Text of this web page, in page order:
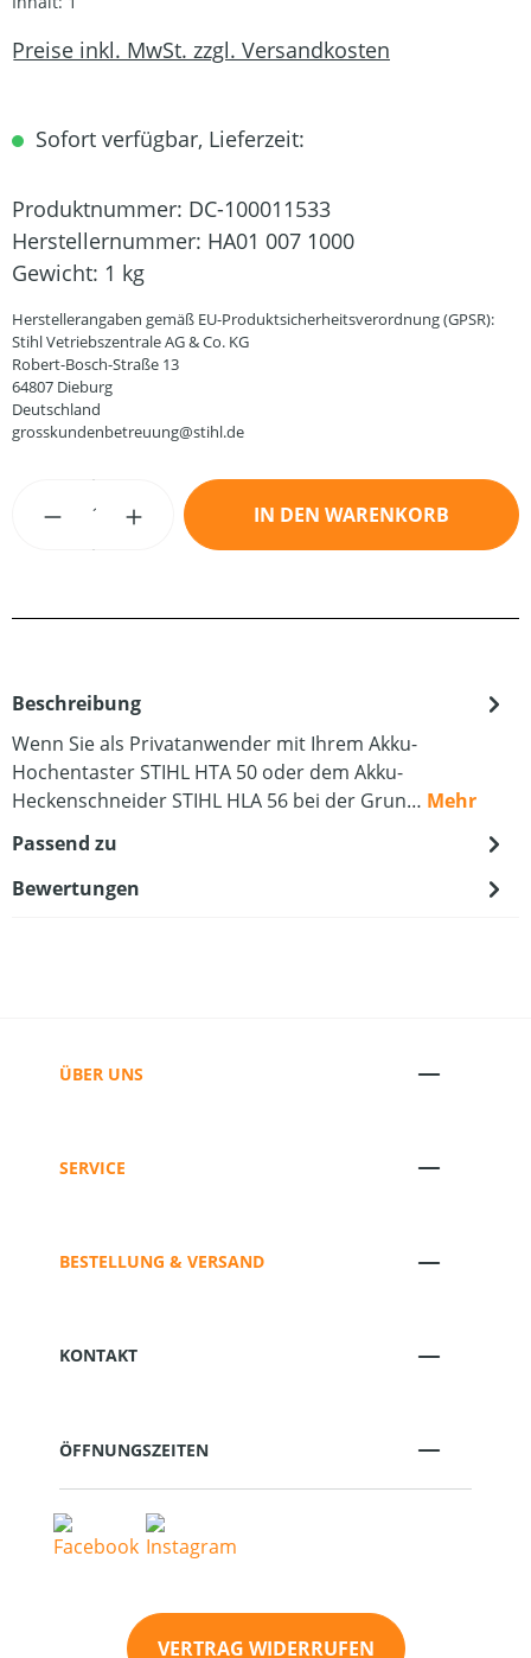
Preise inkl. MwSt. zzgl. Versandkosten
Sofort verfügbar, Lieferzeit:
Produktnummer: DC-100011533
Herstellernummer: HA01 007 1000
Gewicht: 1 kg
Herstellerangaben gemäß EU-Produktsicherheitsverordnung (GPSR):
Stihl Vetriebszentrale AG & Co. KG
Robert-Bosch-Straße 13
64807 Dieburg
Deutschland
grosskundenbetreuung@stihl.de
Produkt Anzahl: Gib den gewünschten
IN DEN WARENKORB
Beschreibung
Wenn Sie als Privatanwender mit Ihrem Akku-
Hochentaster STIHL HTA 50 oder dem Akku-
Heckenschneider STIHL HLA 56 bei der Grun… Mehr
Passend zu
Bewertungen
ÜBER UNS
SERVICE
BESTELLUNG & VERSAND
KONTAKT
ÖFFNUNGSZEITEN
VERTRAG WIDERRUFEN